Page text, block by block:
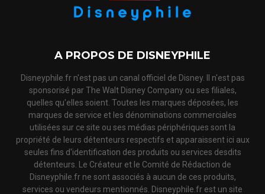
A PROPOS DE DISNEYPHILE
Disneyphile.fr n'est pas un canal officiel de Disney. Il n'est pas
sponsorisé par The Walt Disney Company ou ses filiales,
quelles qu'elles soient. Toutes les marques déposées, les
marques de service et les dénominations commerciales
utilisées sur ce site ou ses médias périphériques sont la
propriété de leurs détenteurs respectifs et apparaissent ici aux
seules fins d'identification des produits ou services desdits
détenteurs. Le Créateur et le Comité de Rédaction de
Disneyphile.fr ne sont associés à aucun de ces produits,
services ou vendeurs mentionnés. Disneyphile.fr est un site